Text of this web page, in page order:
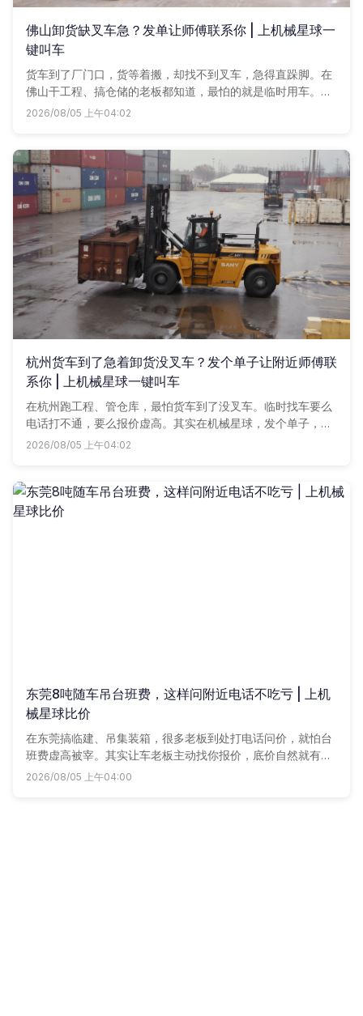
佛山卸货缺叉车急？发单让师傅联系你 | 上机械星球一
键叫车
货车到了厂门口，货等着搬，却找不到叉车，急得直跺脚。在
佛山干工程、搞仓储的老板都知道，最怕的就是临时用车。现
在简单了，咱们机械星球把附近车老板都聚一块儿了，发个单
2026/08/05 上午04:02
杭州货车到了急着卸货没叉车？发个单子让附近师傅联
系你 | 上机械星球一键叫车
在杭州跑工程、管仓库，最怕货车到了没叉车。临时找车要么
电话打不通，要么报价虚高。其实在机械星球，发个单子，附
近车老板直接报价，谁家合适用谁家，货不等人，车马上到。
2026/08/05 上午04:02
东莞8吨随车吊台班费，这样问附近电话不吃亏 | 上机
械星球比价
在东莞搞临建、吊集装箱，很多老板到处打电话问价，就怕台
班费虚高被宰。其实让车老板主动找你报价，底价自然就有
了。
2026/08/05 上午04:00